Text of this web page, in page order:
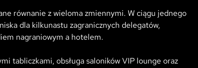
równanie z wieloma zmiennymi. W ciągu jednego
dla kilkunastu zagranicznych delegatów,
nagraniowym a hotelem.
tabliczkami, obsługa saloników VIP lounge oraz